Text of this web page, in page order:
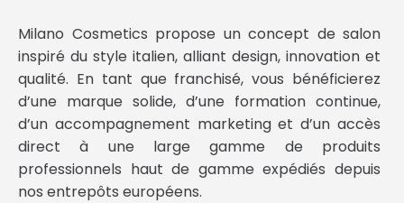
Milano Cosmetics propose un concept de salon
inspiré du style italien, alliant design, innovation et
qualité. En tant que franchisé, vous bénéficierez
d’une marque solide, d’une formation continue,
d’un accompagnement marketing et d’un accès
direct à une large gamme de produits
professionnels haut de gamme expédiés depuis
nos entrepôts européens.